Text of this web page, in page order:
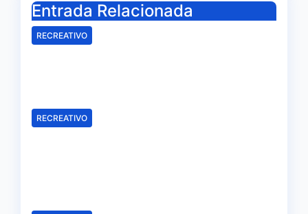
Entrada Relacionada
RECREATIVO
RECREATIVO